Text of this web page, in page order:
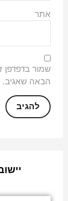
אתר
שמור
הבאה שאגיב.